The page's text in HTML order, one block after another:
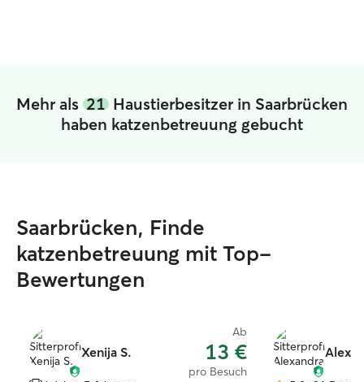
Mehr als 21 Haustierbesitzer in Saarbrücken
haben katzenbetreuung gebucht
Saarbrücken, Finde
katzenbetreuung mit Top-
Bewertungen
Xenija S.
Ab
13 €
pro Besuch